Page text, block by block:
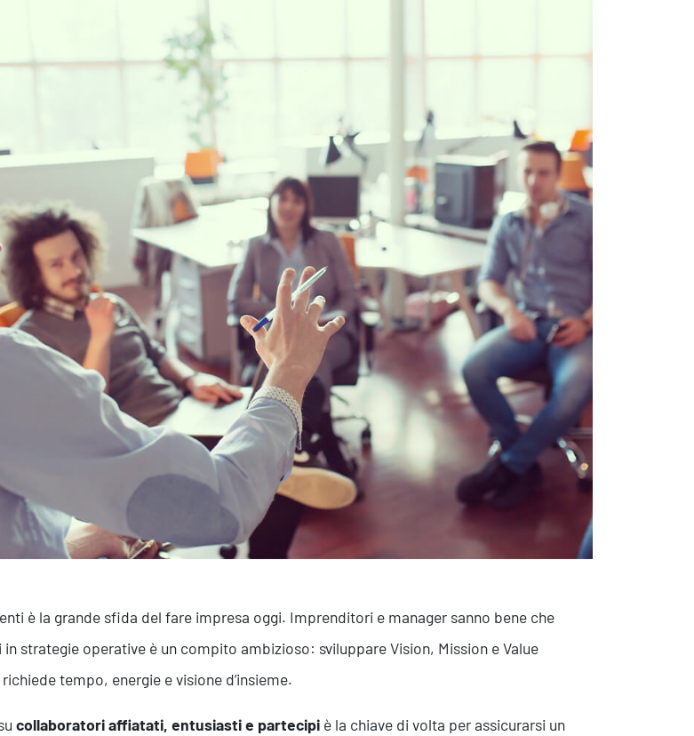
è la grande sfida del fare impresa oggi. Imprenditori e manager sanno bene che
strategie operative è un compito ambizioso: sviluppare Vision, Mission e Value
tempo, energie e visione d’insieme.
collaboratori affiatati, entusiasti e partecipi è la chiave di volta per assicurarsi un